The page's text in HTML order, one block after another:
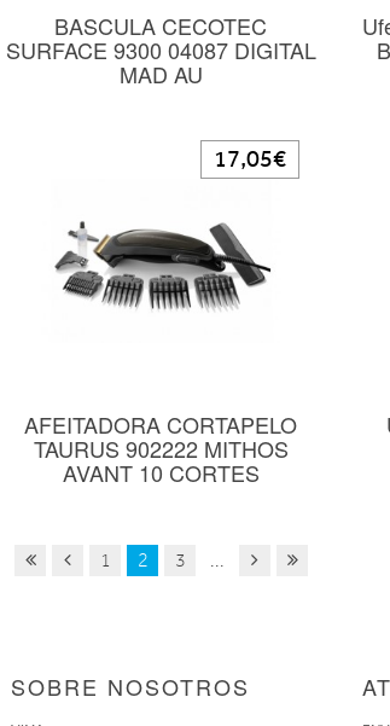
BASCULA CECOTEC
SURFACE 9300 04087 DIGITAL
MAD AU
AFEITADORA CORTAPELO
TAURUS 902222 MITHOS
AVANT 10 CORTES
17,05€
1 2 3 ...
SOBRE NOSOTROS